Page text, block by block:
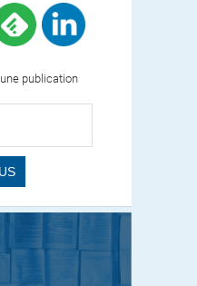
publication